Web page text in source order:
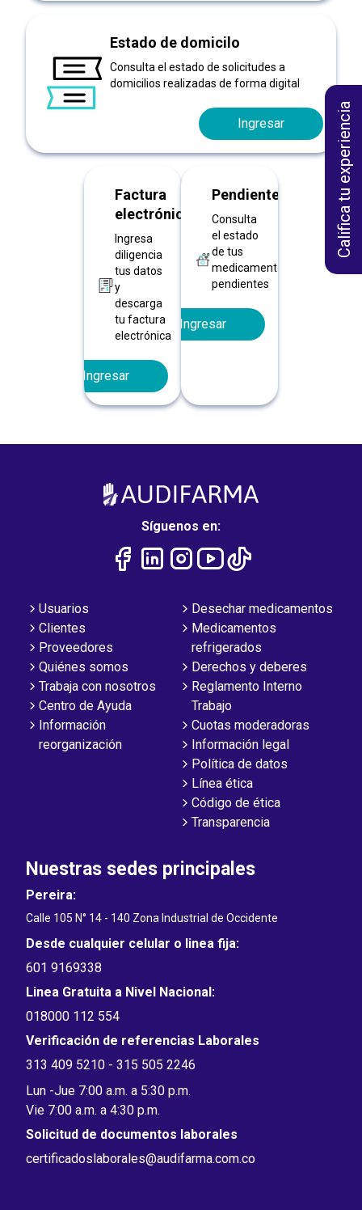
Estado de domicilo
Consulta el estado de solicitudes a
domicilios realizadas de forma digital
Ingresar
Factura
electrónica
Ingresa
diligencia
tus datos
y
descarga
tu factura
electrónica
Ingresar
Pendientes
Consulta
el estado
de tus
medicamentos
pendientes
Ingresar
Síguenos en:
Usuarios
Clientes
Proveedores
Quiénes somos
Trabaja con nosotros
Centro de Ayuda
Información
reorganización
Desechar medicamentos
Medicamentos
refrigerados
Derechos y deberes
Reglamento Interno
Trabajo
Cuotas moderadoras
Información legal
Política de datos
Línea ética
Código de ética
Transparencia
Nuestras sedes principales
Pereira:
Calle 105 N° 14 - 140 Zona Industrial de Occidente
Desde cualquier celular o linea fija:
601 9169338
Linea Gratuita a Nivel Nacional:
018000 112 554
Verificación de referencias Laborales
313 409 5210 - 315 505 2246
Lun -Jue 7:00 a.m. a 5:30 p.m.
Vie 7:00 a.m. a 4:30 p.m.
Solicitud de documentos laborales
certificadoslaborales@audifarma.com.co
Califica tu experiencia